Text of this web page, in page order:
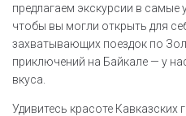
предлагаем экскурсии в самые
чтобы вы могли открыть для
захватывающих поездок по
приключений на Байкале — у
вкуса.
Удивитесь красоте Кавказских